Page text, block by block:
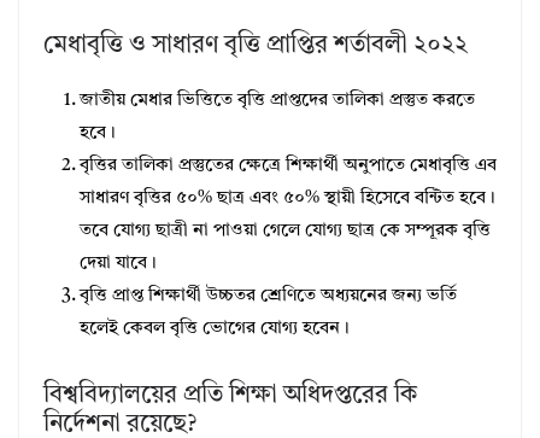
মেধাবৃত্তি ও সাধারণ বৃত্তি প্রাপ্তির শর্তাবলী ২০২২
জাতীয় মেধার ভিত্তিতে বৃত্তি প্রাপ্তদের তালিকা প্রস্তুত করতে
হবে।
বৃত্তির তালিকা প্রস্তুতের ক্ষেত্রে শিক্ষার্থী অনুপাতে মেধাবৃত্তি এব
সাধারণ বৃত্তির ৫০% ছাত্র এবং ৫০% স্থায়ী হিসেবে বন্টিত হবে।
তবে যোগ্য ছাত্রী না পাওয়া গেলে যোগ্য ছাত্র কে সম্পূরক বৃত্তি
দেয়া যাবে।
বৃত্তি প্রাপ্ত শিক্ষার্থী উচ্চতর শ্রেণিতে অধ্যয়নের জন্য ভর্তি
হলেই কেবল বৃত্তি ভােগের যোগ্য হবেন।
বিশ্ববিদ্যালয়ের প্রতি শিক্ষা অধিদপ্তরের কি
নির্দেশনা রয়েছে?